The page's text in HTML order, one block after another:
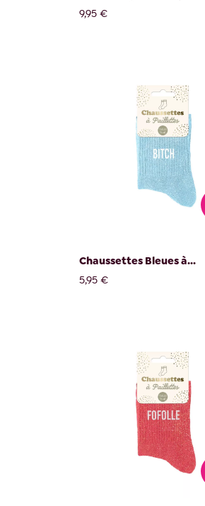
9,95 €
Chaussettes Bleues à...
5,95 €